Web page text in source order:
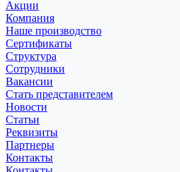
Акции
Компания
Наше производство
Сертификаты
Структура
Сотрудники
Вакансии
Стать представителем
Новости
Статьи
Реквизиты
Партнеры
Контакты